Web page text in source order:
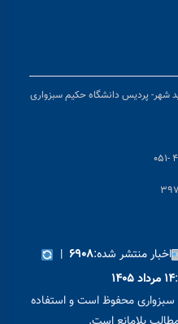
شهر- پردیس دانشگاه حکیم سبزواری
اخبار منتشر شده:۶۹۰۸ |
۱۴ مرداد ۱۴۰۵
محفوظ است و استفاده